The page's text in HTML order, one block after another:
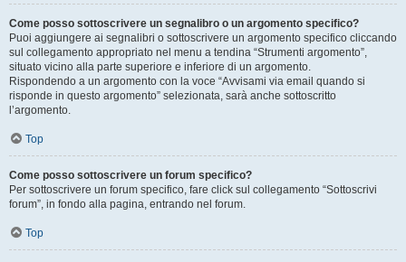
Come posso sottoscrivere un segnalibro o un argomento specifico?
Puoi aggiungere ai segnalibri o sottoscrivere un argomento specifico cliccando
sul collegamento appropriato nel menu a tendina “Strumenti argomento”,
situato vicino alla parte superiore e inferiore di un argomento.
Rispondendo a un argomento con la voce “Avvisami via email quando si
risponde in questo argomento” selezionata, sarà anche sottoscritto
l’argomento.
Top
Come posso sottoscrivere un forum specifico?
Per sottoscrivere un forum specifico, fare click sul collegamento “Sottoscrivi
forum”, in fondo alla pagina, entrando nel forum.
Top